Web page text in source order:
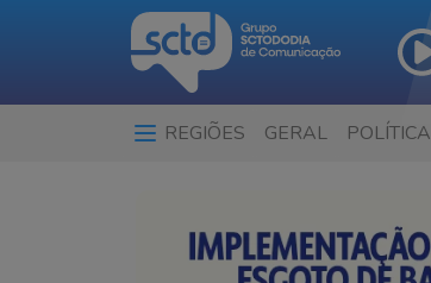
REGIÕES GERAL POLÍTICA